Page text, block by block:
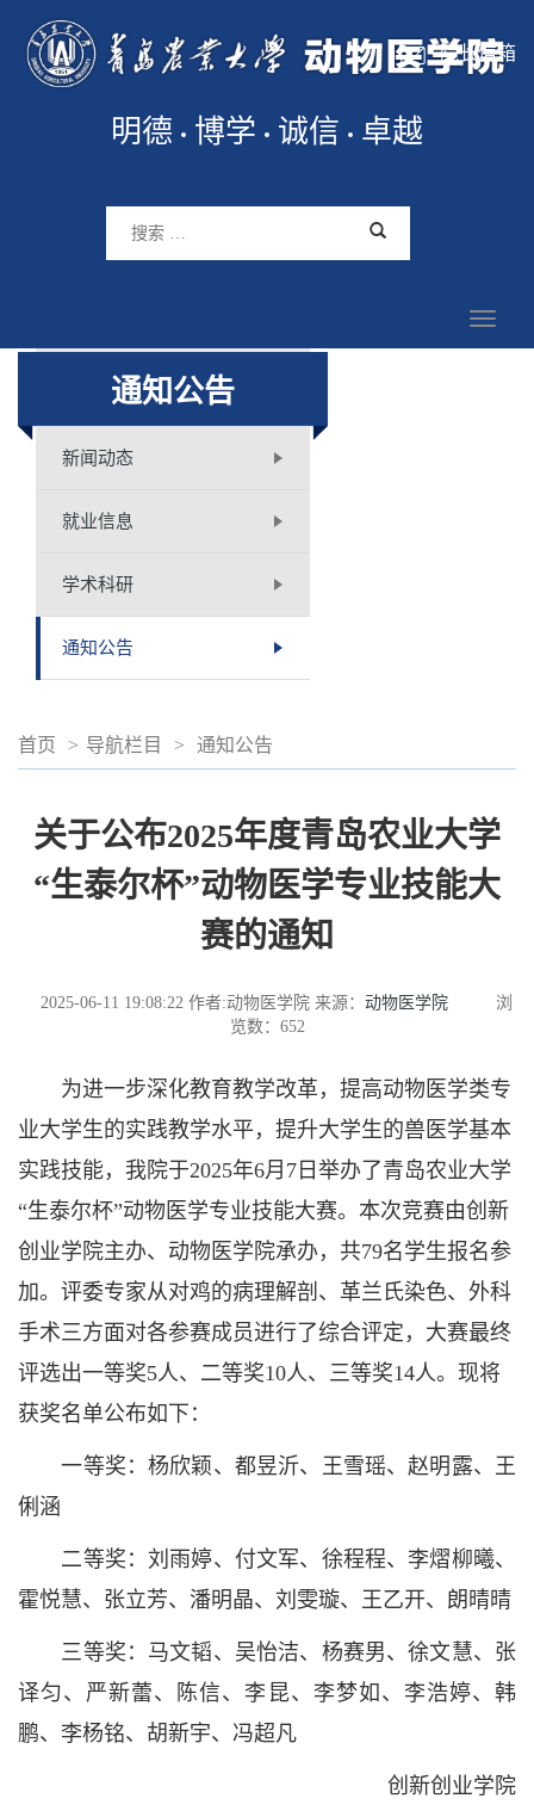
院长信箱
明德 博学 诚信 卓越
通知公告
新闻动态
就业信息
学术科研
通知公告
首页 > 导航栏目 > 通知公告
关于公布2025年度青岛农业大学
“生泰尔杯”动物医学专业技能大
赛的通知
2025-06-11 19:08:22 作者:动物医学院 来源： 动物医学院
浏
览数： 652
为进一步深化教育教学改革，提高动物医学类专
业大学生的实践教学水平，提升大学生的兽医学基本
实践技能，我院于2025年6月7日举办了青岛农业大学
“生泰尔杯”动物医学专业技能大赛。本次竞赛由创新
创业学院主办、动物医学院承办，共79名学生报名参
加。评委专家从对鸡的病理解剖、革兰氏染色、外科
手术三方面对各参赛成员进行了综合评定，大赛最终
评选出一等奖5人、二等奖10人、三等奖14人。现将
获奖名单公布如下：
一等奖：杨欣颖、都昱沂、王雪瑶、赵明露、王
俐涵
二等奖：刘雨婷、付文军、徐程程、李熠柳曦、
霍悦慧、张立芳、潘明晶、刘雯璇、王乙开、朗晴晴
三等奖：马文韬、吴怡洁、杨赛男、徐文慧、张
译匀、严新蕾、陈信、李昆、李梦如、李浩婷、韩
鹏、李杨铭、胡新宇、冯超凡
创新创业学院